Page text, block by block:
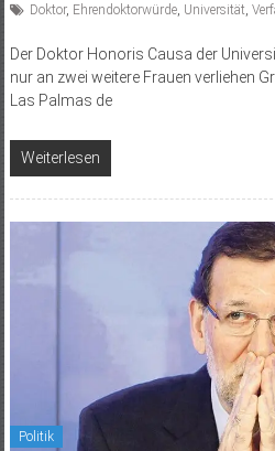
Doktor, Ehrendoktorwürde, Universität
Der Doktor Honoris Causa der
nur an zwei weitere Frauen verliehen
Las Palmas de
Weiterlesen
Politik